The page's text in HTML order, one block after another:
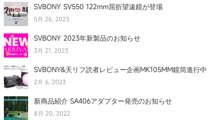
SVBONY SV550 122mm屈折望遠鏡が登場
5月 26, 2023
SVBONY 2023年新製品のお知らせ
3月 21, 2023
SVBONY&天リフ読者レビュー企画MK105MM鏡筒進行中
2月 6, 2023
新商品紹介 SA406アダプター発売のお知らせ
8月 20, 2022